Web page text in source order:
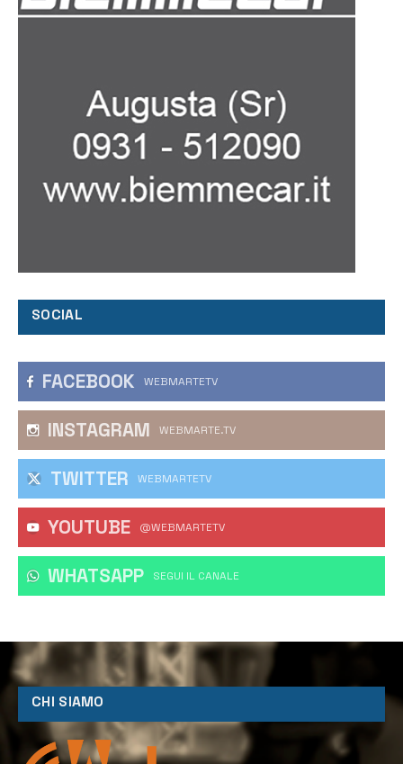
SOCIAL
FACEBOOK WEBMARTETV
INSTAGRAM WEBMARTE.TV
TWITTER WEBMARTETV
YOUTUBE @WEBMARTETV
WHATSAPP ‎SEGUI IL CANALE
CHI SIAMO